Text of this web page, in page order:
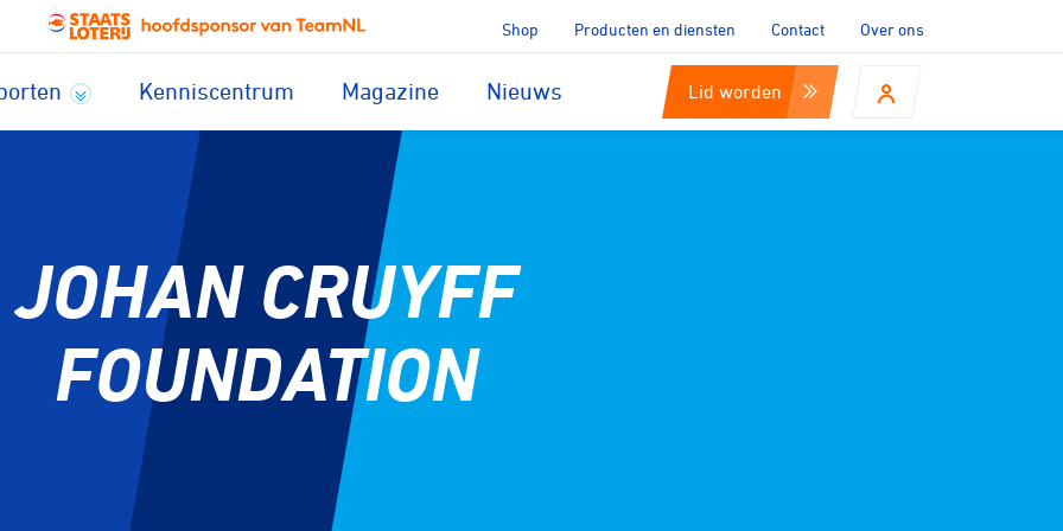
Shop Producten en diensten Contact Over ons
Kenniscentrum Magazine Nieuws Lid worden
JOHAN CRUYFF
FOUNDATION